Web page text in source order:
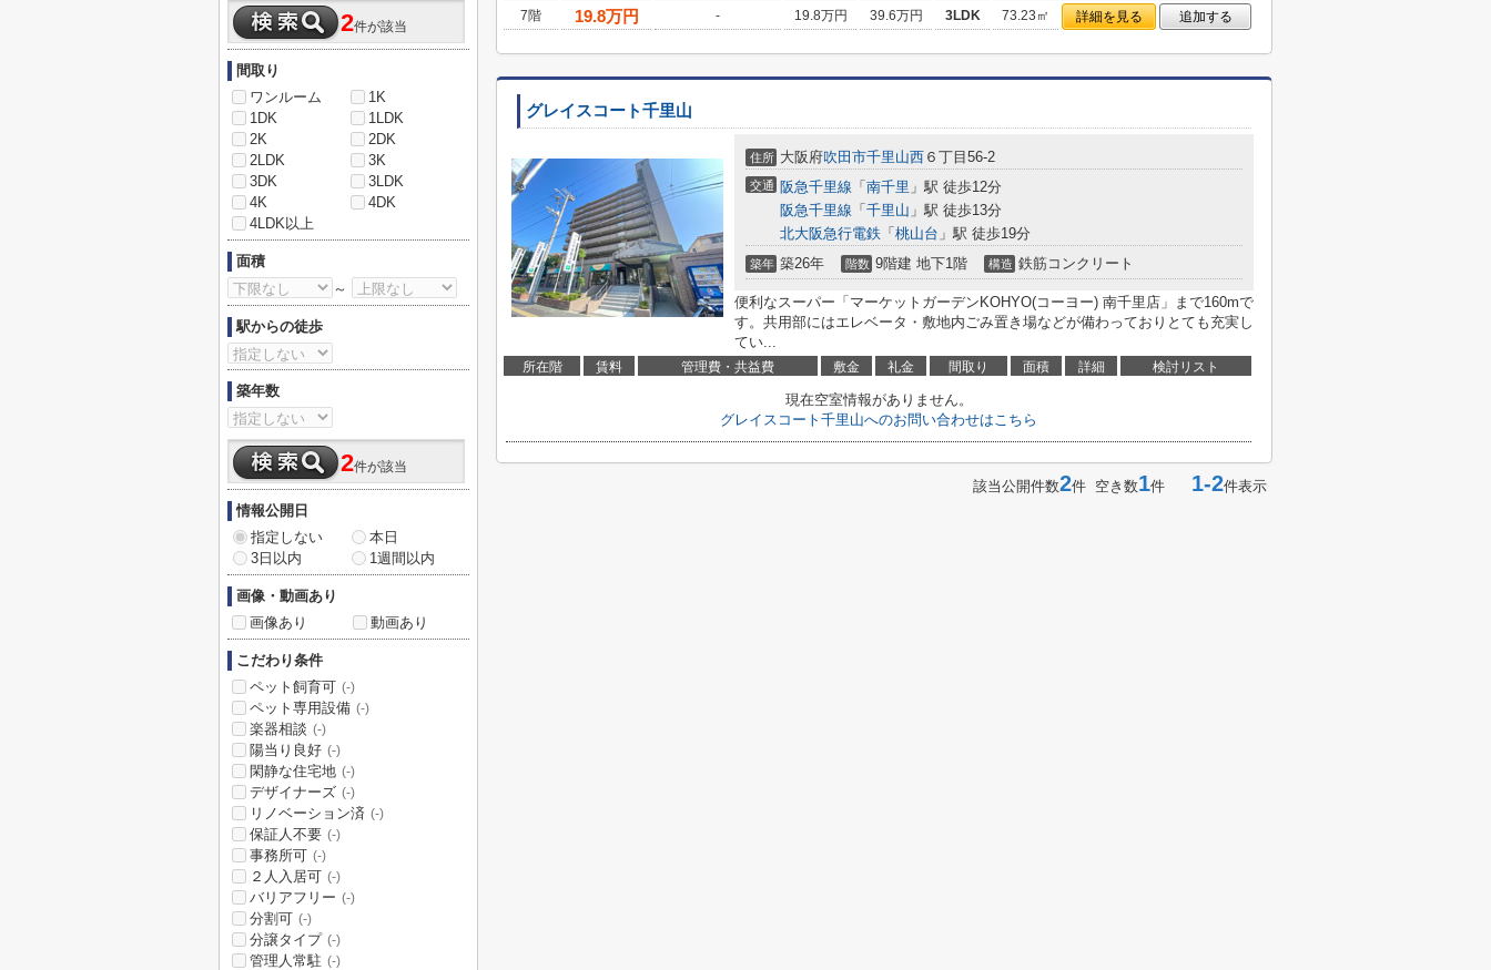
7階
19.8万円 - 19.8万円 39.6万円 3LDK 73.23㎡ 詳細を見る 追加する
グレイスコート千里山
住所 大阪府吹田市千里山西 ６丁目56-2
交通 阪急千里線 「 南千里 」駅 徒歩12分
阪急千里線 「 千里山 」駅 徒歩13分
北大阪急行電鉄 「 桃山台 」駅 徒歩19分
築年 築26年 階数 9階建 地下1階 構造 鉄筋コンクリート
便利なスーパー「マーケットガーデンKOHYO(コーヨー) 南千里店」まで160mで
す。共用部にはエレベータ・敷地内ごみ置き場などが備わっておりとても充実し
てい...
所在階 賃料 管理費・共益費 敷金 礼金 間取り 面積 詳細 検討リスト
現在空室情報がありません。
グレイスコート千里山へのお問い合わせはこちら
該当公開件数2件 空き数1件 1-2件表示
2件が該当
間取り
ワンルーム
1K
1DK
1LDK
2K
2DK
2LDK
3K
3DK
3LDK
4K
4DK
4LDK以上
面積
～
駅からの徒歩
築年数
2件が該当
情報公開日
指定しない
本日
3日以内
1週間以内
画像・動画あり
画像あり
動画あり
こだわり条件
ペット飼育可 (-)
ペット専用設備 (-)
楽器相談 (-)
陽当り良好 (-)
閑静な住宅地 (-)
デザイナーズ (-)
リノベーション済 (-)
保証人不要 (-)
事務所可 (-)
２人入居可 (-)
バリアフリー (-)
分割可 (-)
分譲タイプ (-)
管理人常駐 (-)